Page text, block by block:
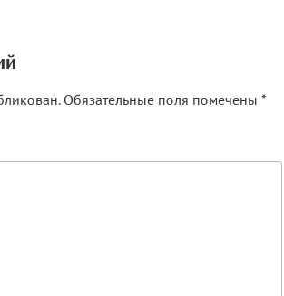
Обязательные поля помечены *